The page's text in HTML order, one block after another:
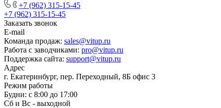
+7 (962) 315-15-45
+7 (962) 315-15-45
Заказать звонок
E-mail
Команда продаж: sales@vitup.ru
Работа с заводчиками: pro@vitup.ru
Поддержка сайта: support@vitup.ru
Адрес
г. Екатеринбург, пер. Переходный, 8Б офис 3
Режим работы
Будни: с 8:00 до 17:00
Сб и Вс - выходной